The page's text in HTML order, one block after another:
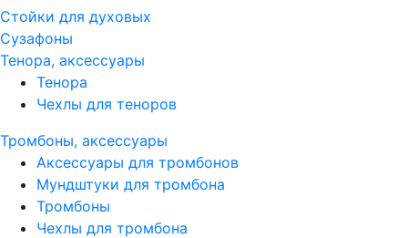
Стойки для духовых
Сузафоны
Тенора, аксессуары
Тенора
Чехлы для теноров
Тромбоны, аксессуары
Аксессуары для тромбонов
Мундштуки для тромбона
Тромбоны
Чехлы для тромбона